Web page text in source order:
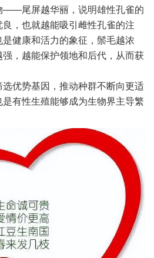
——尾屏越华丽，说明雄性孔雀的
，也就越能吸引雌性孔雀的注
健康和活力的象征，鬃毛越浓
，越能保护领地和后代，从而获
优势基因，推动种群不断向更适
有性生殖能够成为生物界主导繁